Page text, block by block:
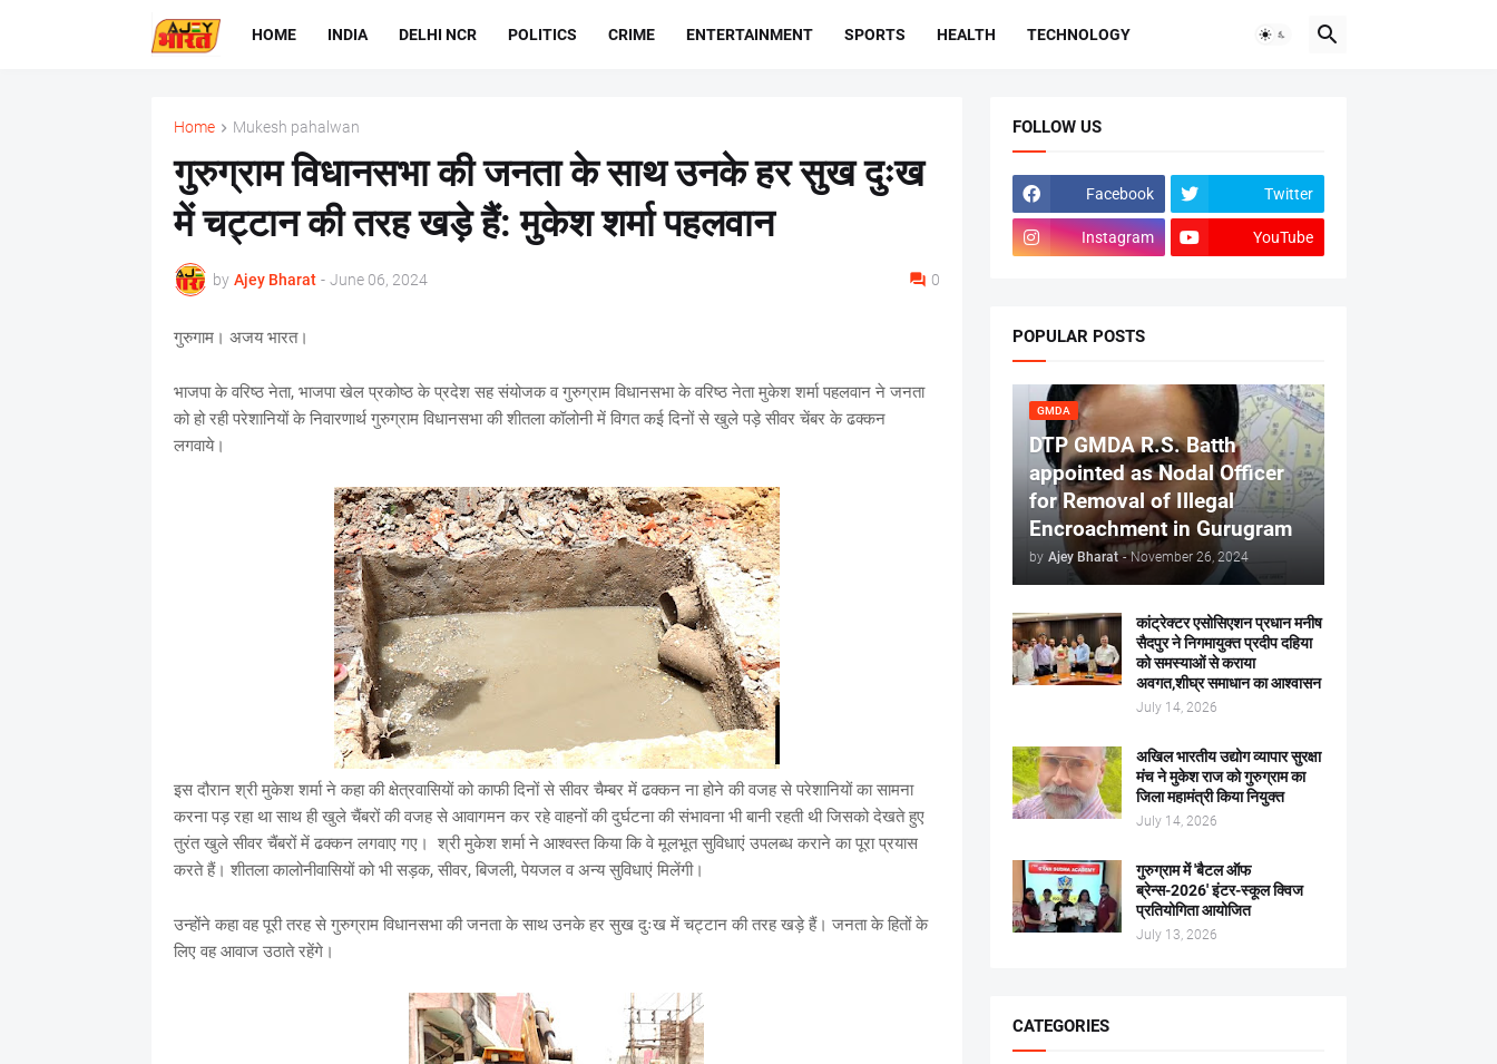
HOME INDIA DELHI NCR POLITICS CRIME ENTERTAINMENT SPORTS HEALTH TECHNOLOGY
Home Mukesh pahalwan
गुरुग्राम विधानसभा की जनता के साथ उनके हर सुख दुःख
में चट्टान की तरह खड़े हैं: मुकेश शर्मा पहलवान
by Ajey Bharat - June 06, 2024 0
गुरुगाम। अजय भारत।
भाजपा के वरिष्ठ नेता, भाजपा खेल प्रकोष्ठ के प्रदेश सह संयोजक व गुरुग्राम विधानसभा के वरिष्ठ नेता मुकेश शर्मा पहलवान ने जनता
को हो रही परेशानियों के निवारणार्थ गुरुग्राम विधानसभा की शीतला कॉलोनी में विगत कई दिनों से खुले पड़े सीवर चेंबर के ढक्कन
लगवाये।
इस दौरान श्री मुकेश शर्मा ने कहा की क्षेत्रवासियों को काफी दिनों से सीवर चैम्बर में ढक्कन ना होने की वजह से परेशानियों का सामना
करना पड़ रहा था साथ ही खुले चैंबरों की वजह से आवागमन कर रहे वाहनों की दुर्घटना की संभावना भी बानी रहती थी जिसको देखते हुए
तुरंत खुले सीवर चैंबरों में ढक्कन लगवाए गए। श्री मुकेश शर्मा ने आश्वस्त किया कि वे मूलभूत सुविधाएं उपलब्ध कराने का पूरा प्रयास
करते हैं। शीतला कालोनीवासियों को भी सड़क, सीवर, बिजली, पेयजल व अन्य सुविधाएं मिलेंगी।
उन्होंने कहा वह पूरी तरह से गुरुग्राम विधानसभा की जनता के साथ उनके हर सुख दुःख में चट्टान की तरह खड़े हैं। जनता के हितों के
लिए वह आवाज उठाते रहेंगे।
FOLLOW US
Facebook Twitter
Instagram YouTube
POPULAR POSTS
GMDA
DTP GMDA R.S. Batth
appointed as Nodal Officer
for Removal of Illegal
Encroachment in Gurugram
by Ajey Bharat - November 26, 2024
कांट्रेक्टर एसोसिएशन प्रधान मनीष
सैदपुर ने निगमायुक्त प्रदीप दहिया
को समस्याओं से कराया
अवगत,शीघ्र समाधान का आश्वासन
July 14, 2026
अखिल भारतीय उद्योग व्यापार सुरक्षा
मंच ने मुकेश राज को गुरुग्राम का
जिला महामंत्री किया नियुक्त
July 14, 2026
गुरुग्राम में 'बैटल ऑफ
ब्रेन्स-2026' इंटर-स्कूल क्विज
प्रतियोगिता आयोजित
July 13, 2026
CATEGORIES